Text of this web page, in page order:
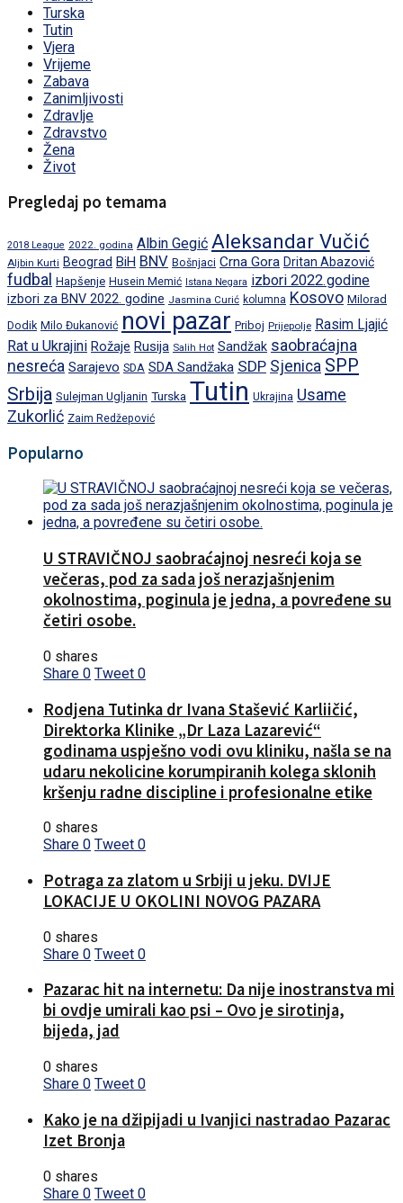
Turska
Tutin
Vjera
Vrijeme
Zabava
Zanimljivosti
Zdravlje
Zdravstvo
Žena
Život
Pregledaj po temama
2018 League 2022. godina Albin Gegić Aleksandar Vučić
Aljbin Kurti Beograd BiH BNV Bošnjaci Crna Gora Dritan Abazović
fudbal Hapšenje Husein Memić Istana Negara izbori 2022.godine
izbori za BNV 2022. godine Jasmina Curić kolumna Kosovo Milorad
Dodik Milo Đukanović novi pazar Priboj Prijepolje Rasim Ljajić
Rat u Ukrajini Rožaje Rusija Salih Hot Sandžak saobraćajna
nesreća Sarajevo SDA SDA Sandžaka SDP Sjenica SPP
Srbija Sulejman Ugljanin Turska Tutin Ukrajina Usame
Zukorlić Zaim Redžepović
Popularno
U STRAVIČNOJ saobraćajnoj nesreći koja se
večeras, pod za sada još nerazjašnjenim
okolnostima, poginula je jedna, a povređene su
četiri osobe.
0 shares
Share 0 Tweet 0
Rodjena Tutinka dr Ivana Stašević Karliičić,
Direktorka Klinike „Dr Laza Lazarević“
godinama uspješno vodi ovu kliniku, našla se na
udaru nekolicine korumpiranih kolega sklonih
kršenju radne discipline i profesionalne etike
0 shares
Share 0 Tweet 0
Potraga za zlatom u Srbiji u jeku. DVIJE
LOKACIJE U OKOLINI NOVOG PAZARA
0 shares
Share 0 Tweet 0
Pazarac hit na internetu: Da nije inostranstva mi
bi ovdje umirali kao psi – Ovo je sirotinja,
bijeda, jad
0 shares
Share 0 Tweet 0
Kako je na džipijadi u Ivanjici nastradao Pazarac
Izet Bronja
0 shares
Share 0 Tweet 0